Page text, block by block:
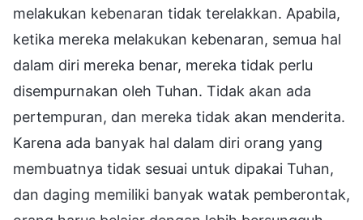
melakukan kebenaran tidak terelakkan. Apabila,
ketika mereka melakukan kebenaran, semua hal
dalam diri mereka benar, mereka tidak perlu
disempurnakan oleh Tuhan. Tidak akan ada
pertempuran, dan mereka tidak akan menderita.
Karena ada banyak hal dalam diri orang yang
membuatnya tidak sesuai untuk dipakai Tuhan,
dan daging memiliki banyak watak pemberontak,